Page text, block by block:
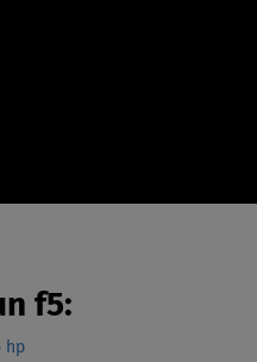
f5:
hp